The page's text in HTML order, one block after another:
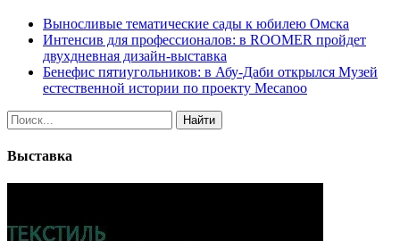
Выносливые тематические сады к юбилею Омска
Интенсив для профессионалов: в ROOMER пройдет
двухдневная дизайн-выставка
Бенефис пятиугольников: в Абу-Даби открылся Музей
естественной истории по проекту Mecanoo
Найти
Выставка